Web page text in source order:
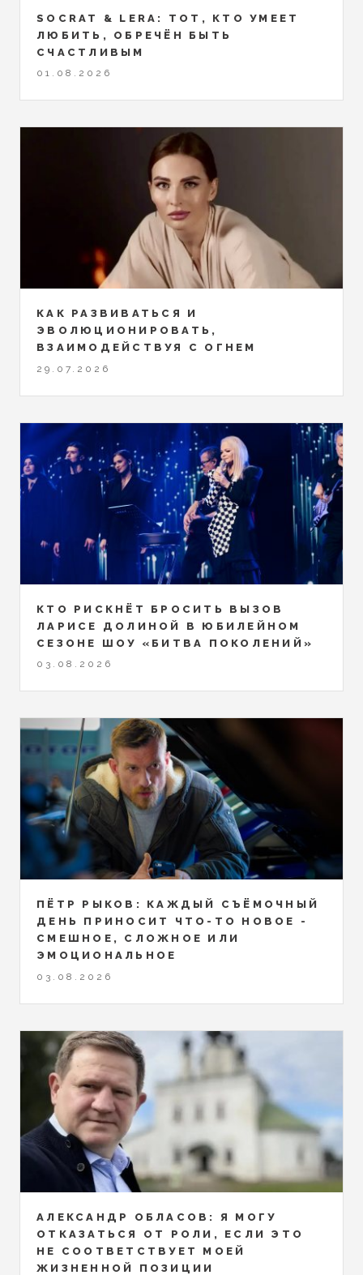
SOCRAT & LERA: ТОТ, КТО УМЕЕТ
ЛЮБИТЬ, ОБРЕЧЁН БЫТЬ
СЧАСТЛИВЫМ
01.08.2026
КАК РАЗВИВАТЬСЯ И
ЭВОЛЮЦИОНИРОВАТЬ,
ВЗАИМОДЕЙСТВУЯ С ОГНЕМ
29.07.2026
КТО РИСКНЁТ БРОСИТЬ ВЫЗОВ
ЛАРИСЕ ДОЛИНОЙ В ЮБИЛЕЙНОМ
СЕЗОНЕ ШОУ «БИТВА ПОКОЛЕНИЙ»
03.08.2026
ПЁТР РЫКОВ: КАЖДЫЙ СЪЁМОЧНЫЙ
ДЕНЬ ПРИНОСИТ ЧТО-ТО НОВОЕ -
СМЕШНОЕ, СЛОЖНОЕ ИЛИ
ЭМОЦИОНАЛЬНОЕ
03.08.2026
АЛЕКСАНДР ОБЛАСОВ: Я МОГУ
ОТКАЗАТЬСЯ ОТ РОЛИ, ЕСЛИ ЭТО
НЕ СООТВЕТСТВУЕТ МОЕЙ
ЖИЗНЕННОЙ ПОЗИЦИИ